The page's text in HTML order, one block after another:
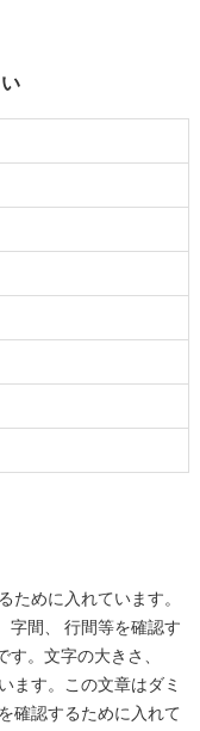
ために入れています。
字間、 行間等を確認す
。文字の大きさ、
ます。この文章はダミ
確認するために入れて